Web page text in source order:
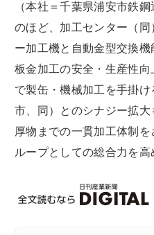
（本社＝千葉県浦安市鉄
のほど、加工センター（
ー加工機と自動金型交換機
板金加工の安全・生産性
で製缶・機械加工を手掛
市、同）とのシナジー拡
厚物までの一貫加工体制
ループとしての総合力を高